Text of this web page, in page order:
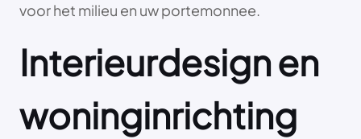
voor het milieu en uw portemonnee.
Interieurdesign en
woninginrichting